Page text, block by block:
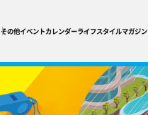
その他イベントカレンダーライフスタイルマガジン